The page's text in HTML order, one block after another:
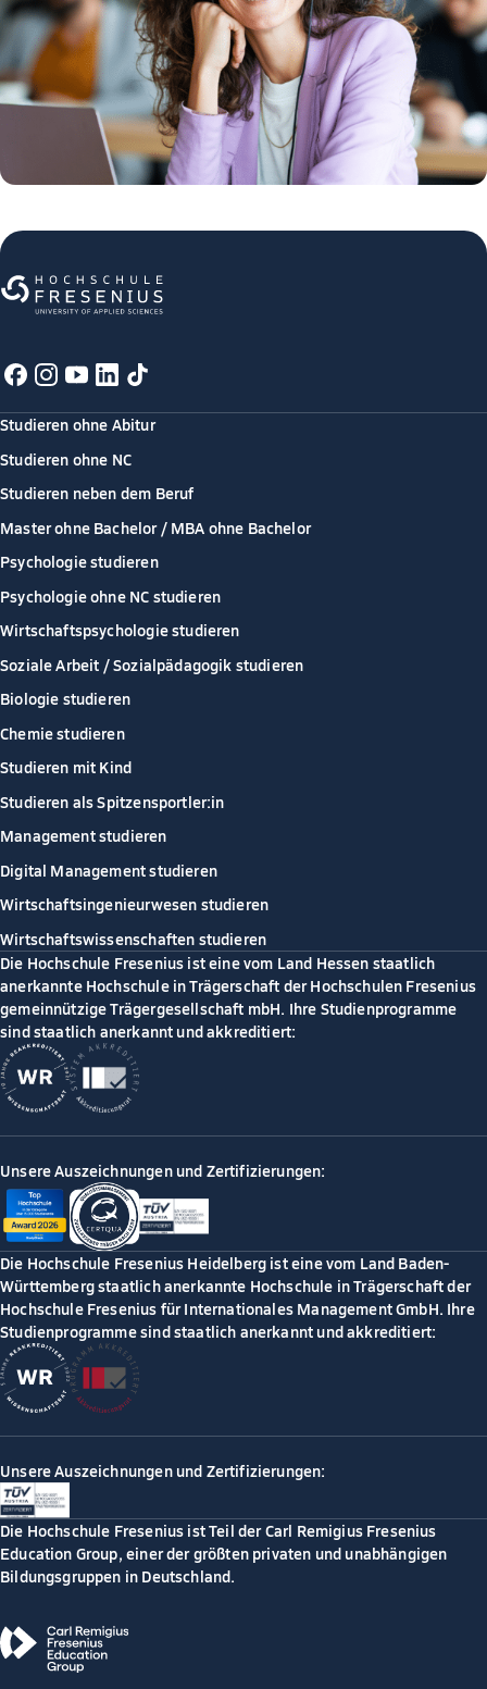
Studieren ohne Abitur
Studieren ohne NC
Studieren neben dem Beruf
Master ohne Bachelor / MBA ohne Bachelor
Psychologie studieren
Psychologie ohne NC studieren
Wirtschaftspsychologie studieren
Soziale Arbeit / Sozialpädagogik studieren
Biologie studieren
Chemie studieren
Studieren mit Kind
Studieren als Spitzensportler:in
Management studieren
Digital Management studieren
Wirtschaftsingenieurwesen studieren
Wirtschaftswissenschaften studieren
Die Hochschule Fresenius ist eine vom Land Hessen staatlich
anerkannte Hochschule in Trägerschaft der Hochschulen Fresenius
gemeinnützige Trägergesellschaft mbH. Ihre Studienprogramme
sind staatlich anerkannt und akkreditiert:
Unsere Auszeichnungen und Zertifizierungen:
Die Hochschule Fresenius Heidelberg ist eine vom Land Baden-
Württemberg staatlich anerkannte Hochschule in Trägerschaft der
Hochschule Fresenius für Internationales Management GmbH. Ihre
Studienprogramme sind staatlich anerkannt und akkreditiert:
Unsere Auszeichnungen und Zertifizierungen:
Die Hochschule Fresenius ist Teil der Carl Remigius Fresenius
Education Group, einer der größten privaten und unabhängigen
Bildungsgruppen in Deutschland.